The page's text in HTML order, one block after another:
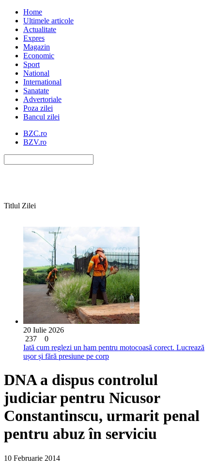
Home
Ultimele articole
Actualitate
Expres
Magazin
Economic
Sport
National
International
Sanatate
Advertoriale
Poza zilei
Bancul zilei
BZC.ro
BZV.ro
Titlul Zilei
20 Iulie 2026
237
0
Iată cum reglezi un ham pentru motocoasă corect. Lucrează
ușor și fără presiune pe corp
DNA a dispus controlul
judiciar pentru Nicusor
Constantinscu, urmarit penal
pentru abuz în serviciu
10 Februarie 2014